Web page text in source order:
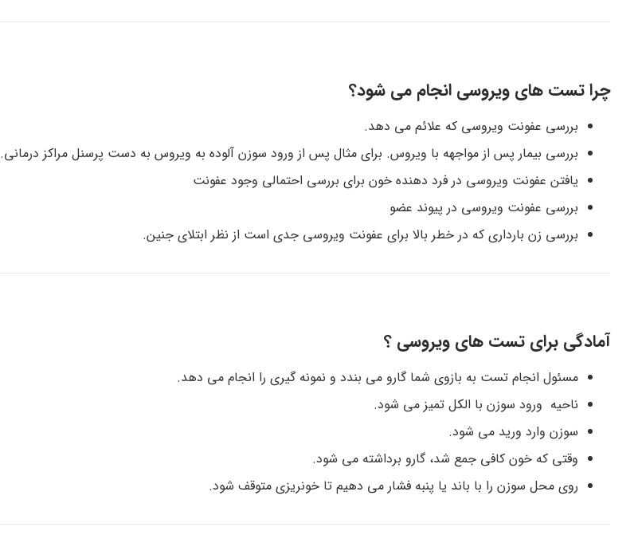
چرا تست های ویروسی انجام می شود؟
بررسی عفونت ویروسی که علائم می دهد.
بررسی بیمار پس از مواجهه با ویروس. برای مثال پس از ورود سوزن آلوده به ویروس به دست پرسنل مراکز درمانی.
یافتن عفونت ویروسی در فرد دهنده خون برای بررسی احتمالی وجود عفونت
بررسی عفونت ویروسی در پیوند عضو
بررسی زن بارداری که در خطر بالا برای عفونت ویروسی جدی است از نظر ابتلای جنین.
آمادگی برای تست های ویروسی ؟
مسئول انجام تست به بازوی شما گارو می بندد و نمونه گیری را انجام می دهد.
ناحیه ورود سوزن با الکل تمیز می شود.
سوزن وارد ورید می شود.
وقتی که خون کافی جمع شد، گارو برداشته می شود.
روی محل سوزن را با باند یا پنبه فشار می دهیم تا خونریزی متوقف شود.